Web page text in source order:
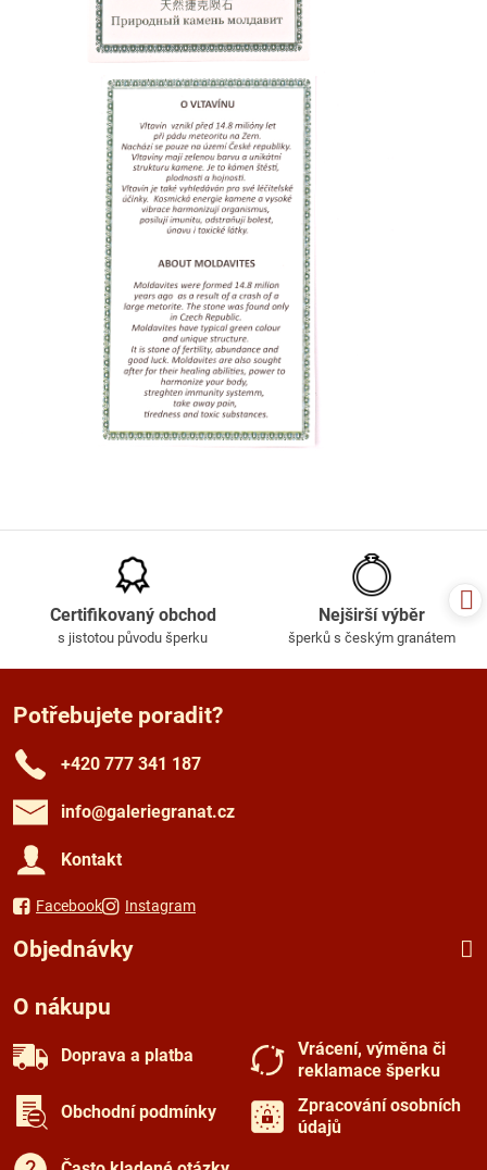
Certifikovaný obchod
s jistotou původu šperku
Nejširší výběr
šperků s českým granátem
Potřebujete poradit?
+420 777 341 187
info​@galeriegranat​.cz
Kontakt
Facebook Instagram
Objednávky
O nákupu
Doprava a platba
Vrácení, výměna či
reklamace šperku
Obchodní podmínky
Zpracování osobních
údajů